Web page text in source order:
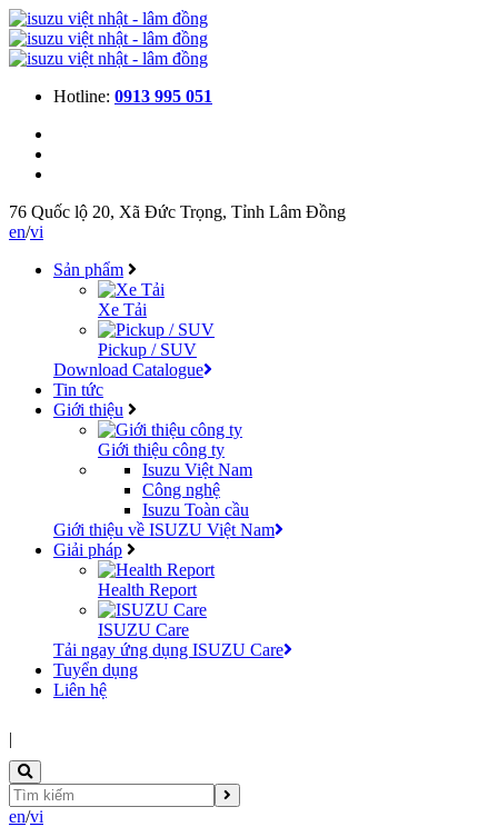
Hotline: 0913 995 051
76 Quốc lộ 20, Xã Đức Trọng, Tỉnh Lâm Đồng
en/vi
Sản phẩm
Xe Tải
Pickup / SUV
Download Catalogue
Tin tức
Giới thiệu
Giới thiệu công ty
Isuzu Việt Nam
Công nghệ
Isuzu Toàn cầu
Giới thiệu về ISUZU Việt Nam
Giải pháp
Health Report
ISUZU Care
Tải ngay ứng dụng ISUZU Care
Tuyển dụng
Liên hệ
|
en/vi